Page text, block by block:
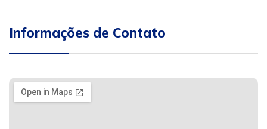
Informações de Contato